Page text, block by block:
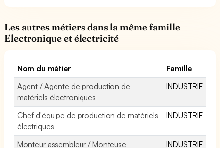
Les autres métiers dans la même famille
Electronique et électricité
Nom du métier
Famille
Agent / Agente de production de
matériels électroniques
INDUSTRIE
Chef d'équipe de production de matériels
électriques
INDUSTRIE
Monteur assembleur / Monteuse INDUSTRIE